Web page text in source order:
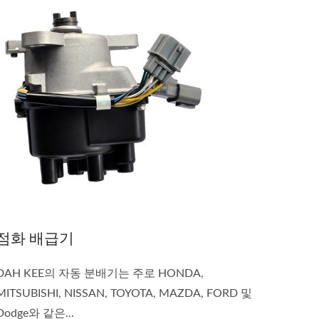
화 배급기
KEE의 자동 분배기는 주로 HONDA,
NISSAN, TOYOTA, MAZDA, FORD 및
와 같은...